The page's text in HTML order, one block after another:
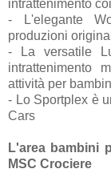
intrattenimento
- L'elegante
produzioni
- La versatile
intrattenimento
attività per
- Lo Sportplex è
Cars
L'area bambini
MSC Crociere